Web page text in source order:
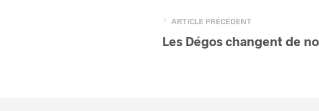
ARTICLE PRÉCÉDENT
Les Dégos changent de